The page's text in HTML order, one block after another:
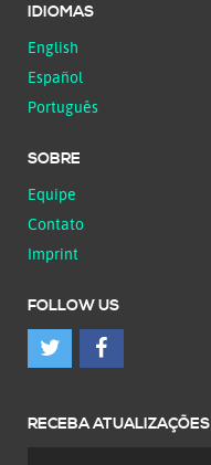
IDIOMAS
English
Español
Português
SOBRE
Equipe
Contato
Imprint
FOLLOW US
RECEBA ATUALIZAÇÕES